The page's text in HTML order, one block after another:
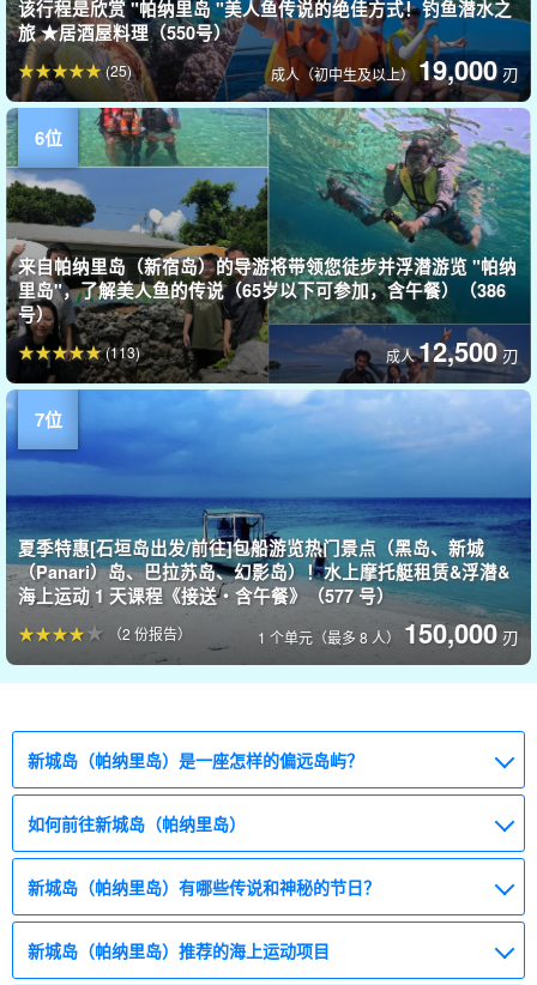
该行程是欣赏 "帕纳里岛 "美人鱼传说的绝佳方式！钓鱼潜水之
旅 ★居酒屋料理（550号）
成人（初中生及以上） 19,000 刃
(25)
来自帕纳里岛（新宿岛）的导游将带领您徒步并浮潜游览 "帕纳
里岛"，了解美人鱼的传说（65岁以下可参加，含午餐）（386
号）
成人12,500 刃
(113)
夏季特惠[石垣岛出发/前往]包船游览热门景点（黑岛、新城
（Panari）岛、巴拉苏岛、幻影岛）！水上摩托艇租赁&浮潜&
海上运动 1 天课程《接送・含午餐》（577 号）
1 个单元（最多 8 人） 150,000 刃
（2 份报告）
新城岛（帕纳里岛）是一座怎样的偏远岛屿？
如何前往新城岛（帕纳里岛）
新城岛（帕纳里岛）有哪些传说和神秘的节日？
新城岛（帕纳里岛）推荐的海上运动项目